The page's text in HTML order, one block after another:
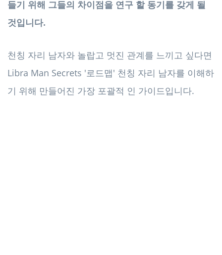
들기 위해 그들의 차이점을 연구 할 동기를 갖게 될
것입니다.
천칭 자리 남자와 놀랍고 멋진 관계를 느끼고 싶다면
Libra Man Secrets '로드맵' 천칭 자리 남자를 이해하
기 위해 만들어진 가장 포괄적 인 가이드입니다.